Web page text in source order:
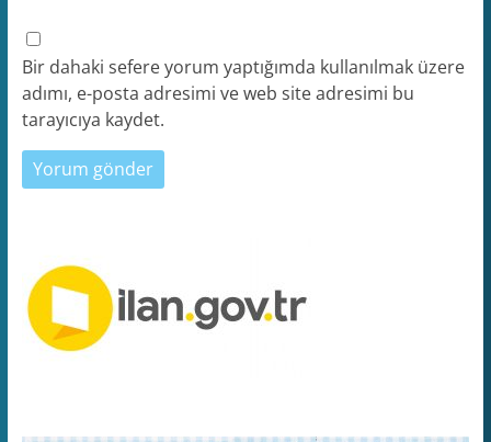
Bir dahaki sefere yorum yaptığımda kullanılmak üzere
adımı, e-posta adresimi ve web site adresimi bu
tarayıcıya kaydet.